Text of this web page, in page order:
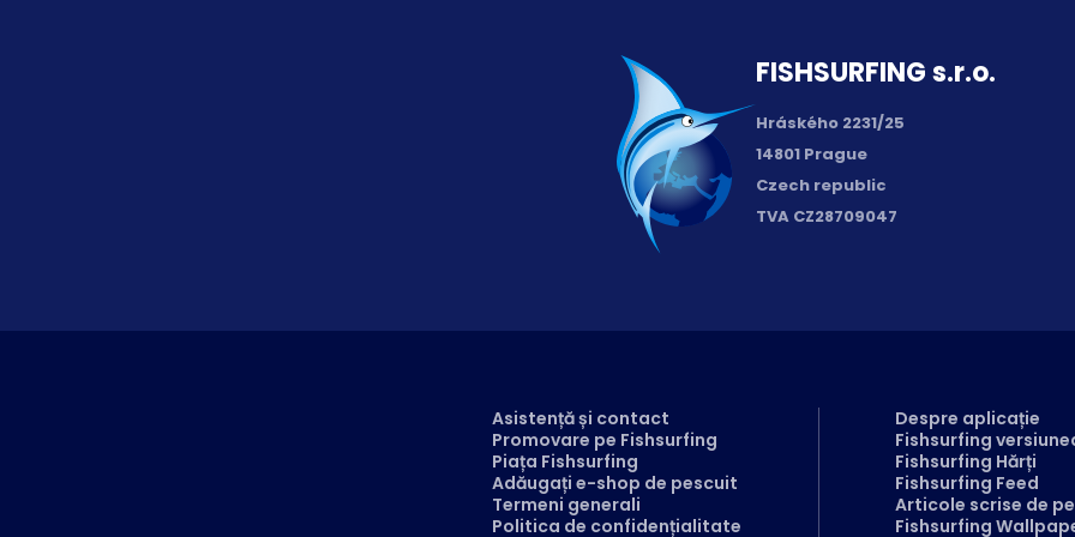
FISH­SURFING s.r.o.
Hráského 2231/25
14801 Prague
Czech republic
TVA CZ28709047
Asistență și contact
Promovare pe Fishsurfing
Piața Fishsurfing
Adăugați e-shop de pescuit
Termeni generali
Politica de confidențialitate
Despre aplicație
Fishsurfing
Fishsurfing Hărți
Fishsurfing Feed
Articole scrise de
Fishsurfing